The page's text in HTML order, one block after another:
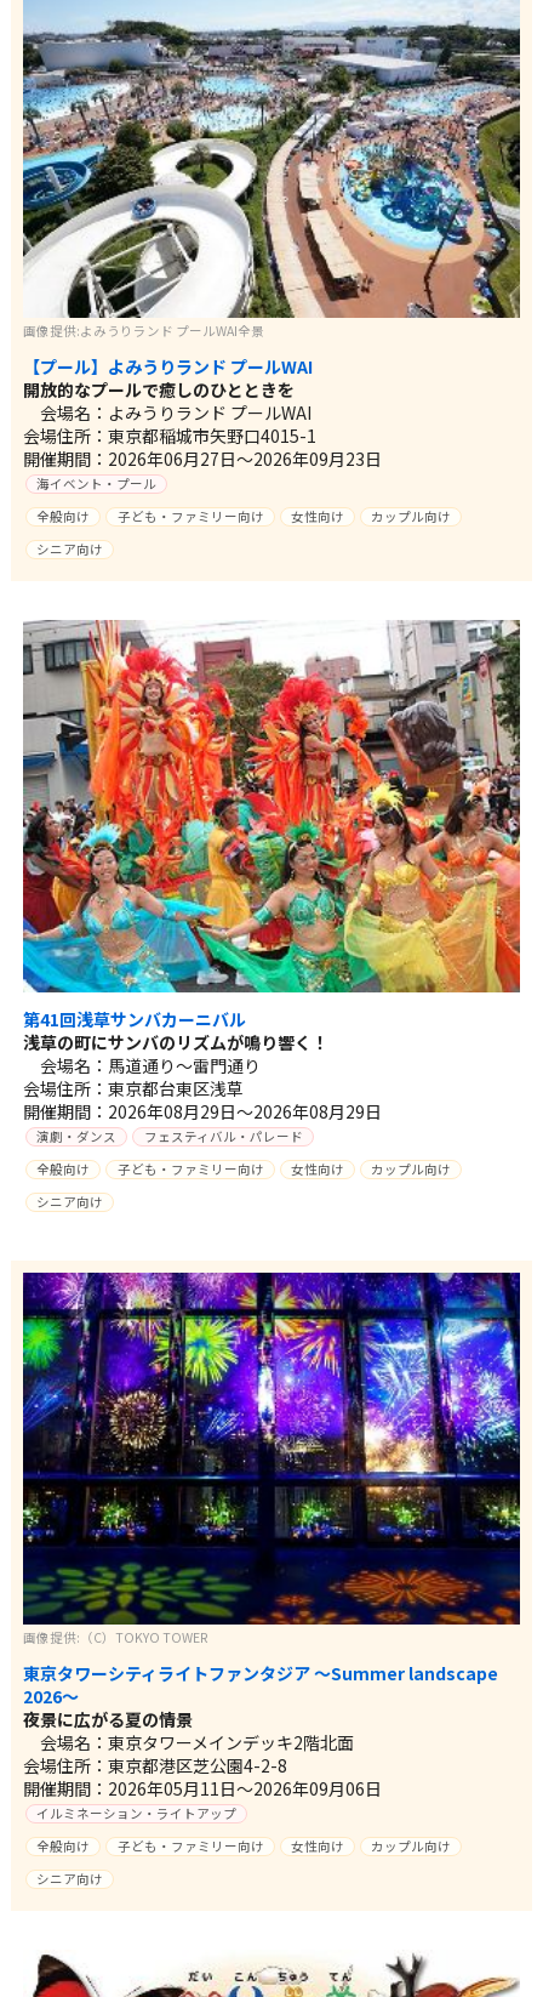
画像提供:よみうりランド プールWAI全景
【プール】よみうりランド プールWAI
開放的なプールで癒しのひとときを
会場名：よみうりランド プールWAI
会場住所：東京都稲城市矢野口4015-1
開催期間：2026年06月27日～2026年09月23日
海イベント・プール
全般向け
子ども・ファミリー向け 女性向け
カップル向け
シニア向け
第41回浅草サンバカーニバル
浅草の町にサンバのリズムが鳴り響く！
会場名：馬道通り～雷門通り
会場住所：東京都台東区浅草
開催期間：2026年08月29日～2026年08月29日
演劇・ダンス
フェスティバル・パレード
全般向け
子ども・ファミリー向け 女性向け
カップル向け
シニア向け
画像提供:（C）TOKYO TOWER
東京タワーシティライトファンタジア ～Summer landscape
2026～
夜景に広がる夏の情景
会場名：東京タワーメインデッキ2階北面
会場住所：東京都港区芝公園4-2-8
開催期間：2026年05月11日～2026年09月06日
イルミネーション・ライトアップ
全般向け
子ども・ファミリー向け 女性向け
カップル向け
シニア向け